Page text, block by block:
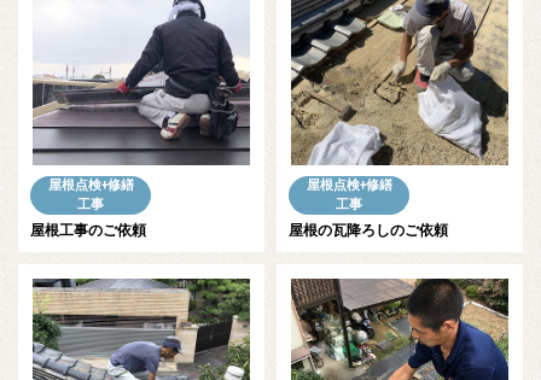
屋根点検+修繕
工事
屋根工事のご依頼
屋根点検+修繕
工事
屋根の瓦降ろしのご依頼